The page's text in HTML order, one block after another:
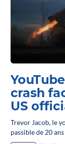
crash
US
Trevor Jacob, le
passible de 20